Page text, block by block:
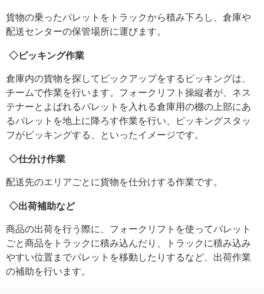
貨物の乗ったパレットをトラックから積み下ろし、倉庫や
配送センターの保管場所に運びます。
◇ピッキング作業
倉庫内の貨物を探してピックアップをするピッキングは、
チームで作業を行います。フォークリフト操縦者が、ネス
テナーとよばれるパレットを入れる倉庫用の棚の上部にあ
るパレットを地上に降ろす作業を行い、ピッキングスタッ
フがピッキングする、といったイメージです。
◇仕分け作業
配送先のエリアごとに貨物を仕分けする作業です。
◇出荷補助など
商品の出荷を行う際に、フォークリフトを使ってパレット
ごと商品をトラックに積み込んだり、トラックに積み込み
やすい位置までパレットを移動したりするなど、出荷作業
の補助を行います。